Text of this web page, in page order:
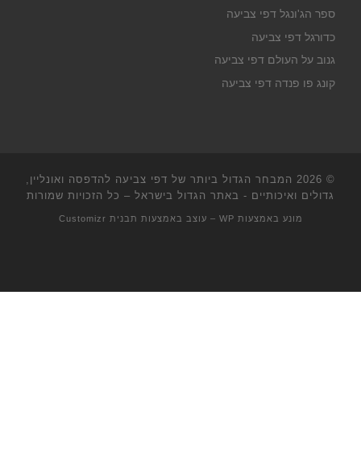
ספר הג'ונגל דפי צביעה
כדורגל דפי צביעה
גנוב על העולם דפי צביעה
קונג פו פנדה דפי צביעה
© 2026
המבחר הגדול ביותר של דפי צביעה להדפסה ואונליין,
גדולים ואיכותיים - באתר הגדול בישראל – כל הזכויות שמורות
מונע באמצעות WP – עוצב באמצעות תבנית Customizr